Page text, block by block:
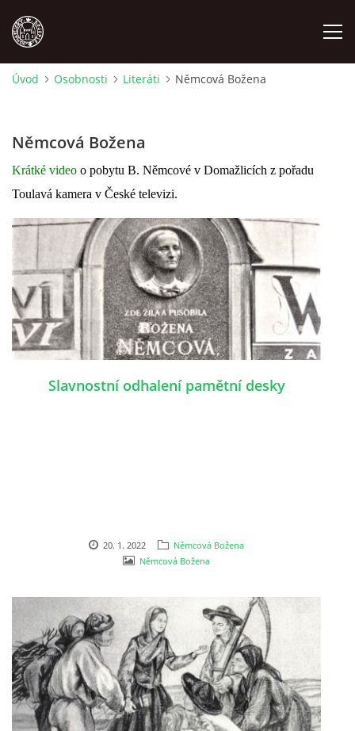
NÁRODOPIS
OSOBNOSTI
OSTATNÍ
ODKAZY
O NÁS
DŮL NA SLÍDU (NA KOLE)
--------------------------------------------------------------
Tento projekt je realizován za finanční podpory
© 2026 eStránky.cz |Aktualizováno: 17. 7. 2026|
Úvod Osobnosti Literáti Němcová Božena
Němcová Božena
Krátké video o pobytu B. Němcové v Domažlicích z pořadu
Toulavá kamera v České televizi.
Slavnostní odhalení pamětní desky
20. 1. 2022
Němcová Božena
Němcová Božena